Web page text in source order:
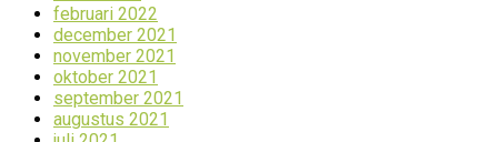
februari 2022
december 2021
november 2021
oktober 2021
september 2021
augustus 2021